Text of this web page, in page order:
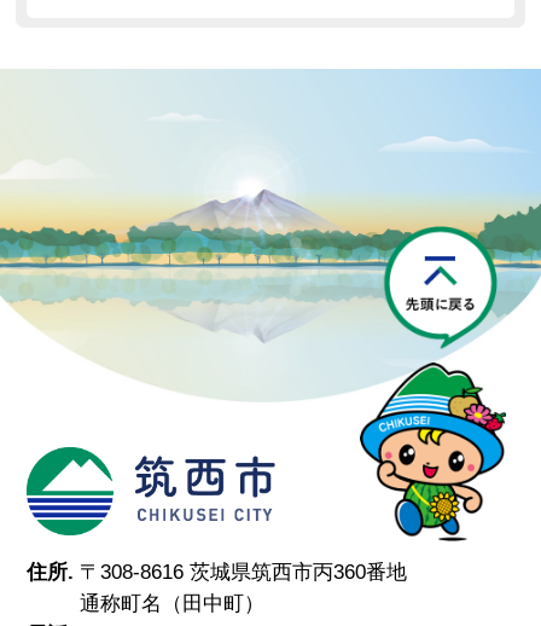
筑西市
住所. 〒308-8616 茨城県筑西市丙360番地
通称町名（田中町）